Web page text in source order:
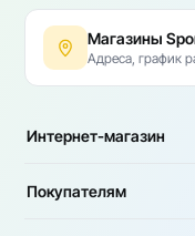
Магазины
Адреса, график
Интернет-магазин
Покупателям